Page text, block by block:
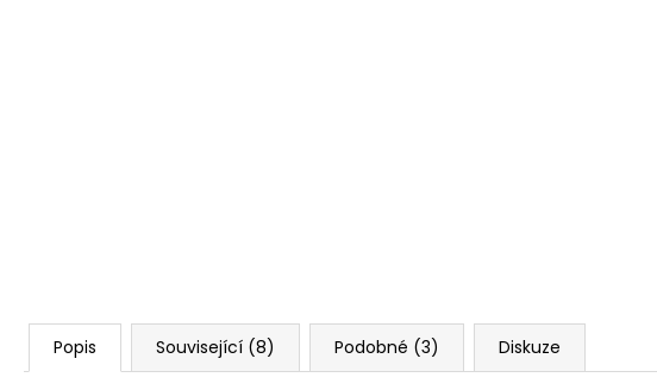
Popis Související (8) Podobné (3) Diskuze